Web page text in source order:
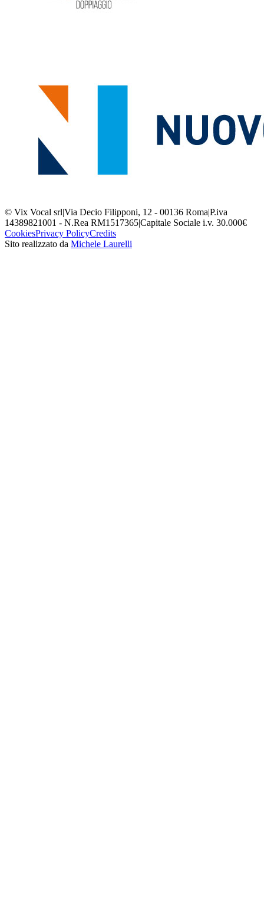
© Vix Vocal srl|Via Decio Filipponi, 12 - 00136 Roma|P.iva
14389821001 - N.Rea RM1517365|Capitale Sociale i.v. 30.000€
CookiesPrivacy PolicyCredits
Sito realizzato da Michele Laurelli